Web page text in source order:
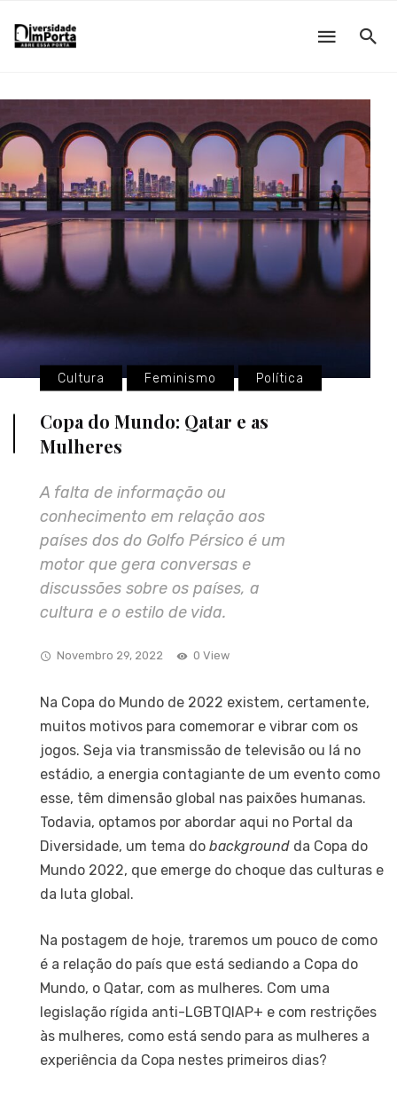
Cultura Feminismo Política
Copa do Mundo: Qatar e as
Mulheres
A falta de informação ou
conhecimento em relação aos
países dos do Golfo Pérsico é um
motor que gera conversas e
discussões sobre os países, a
cultura e o estilo de vida.
Novembro 29, 2022 0 View
Na Copa do Mundo de 2022 existem, certamente,
muitos motivos para comemorar e vibrar com os
jogos. Seja via transmissão de televisão ou lá no
estádio, a energia contagiante de um evento como
esse, têm dimensão global nas paixões humanas.
Todavia, optamos por abordar aqui no Portal da
Diversidade, um tema do background da Copa do
Mundo 2022, que emerge do choque das culturas e
da luta global.
Na postagem de hoje, traremos um pouco de como
é a relação do país que está sediando a Copa do
Mundo, o Qatar, com as mulheres. Com uma
legislação rígida anti-LGBTQIAP+ e com restrições
às mulheres, como está sendo para as mulheres a
experiência da Copa nestes primeiros dias?